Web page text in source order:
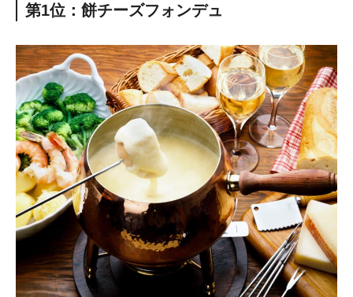
第1位：餅チーズフォンデュ